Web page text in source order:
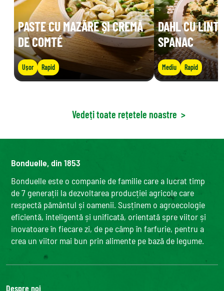
PASTE CU MAZĂRE ȘI CREMĂ
DE COMTÉ
Ușor Rapid
DAHL CU
SPANAC
Mediu Rapid
Vedeți toate rețetele noastre >
Bonduelle, din 1853
Bonduelle este o companie de familie care a lucrat timp
de 7 generații la dezvoltarea producției agricole care
respectă pământul și oamenii. Susținem o agroecologie
eficientă, inteligentă și unificată, orientată spre viitor și
inovatoare în fiecare zi, de pe câmp în farfurie, pentru a
crea un viitor mai bun prin alimente pe bază de legume.
Despre noi